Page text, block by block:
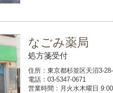
なごみ薬局
処方箋受付
住所：東京都杉並区天沼3-
電話：03-5347-0671
営業時間：月火水木曜日